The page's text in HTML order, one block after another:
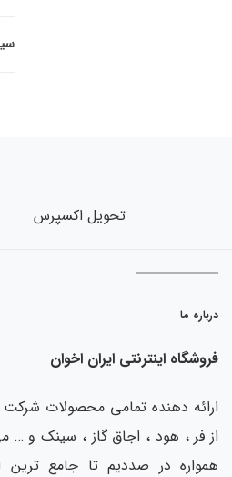
تحویل اکسپرس
درباره ما
فروشگاه اینترنتی ایران اخوان
ارائه دهنده تمامی محصولات شرکت
از فر ، هود ، اجاق گاز ، سینک و …
همواره در صددیم تا جامع ترین